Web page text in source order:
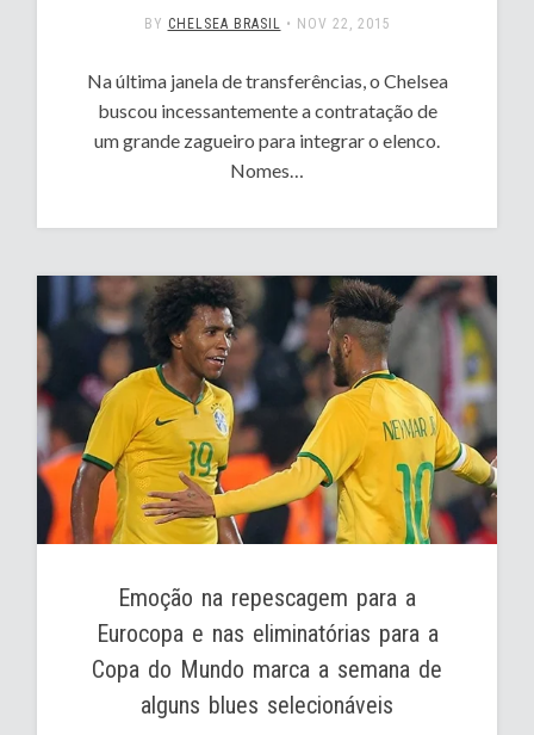
BY CHELSEA BRASIL • NOV 22, 2015
Na última janela de transferências, o Chelsea
buscou incessantemente a contratação de
um grande zagueiro para integrar o elenco.
Nomes…
Emoção na repescagem para a
Eurocopa e nas eliminatórias para a
Copa do Mundo marca a semana de
alguns blues selecionáveis